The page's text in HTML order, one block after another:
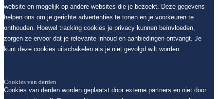
website en mogelijk op andere websites die je bezoekt. Deze gegevens
helpen ons om je gerichte advertenties te tonen en je voorkeuren te
onthouden. Hoewel tracking cookies je privacy kunnen beïnvloeden,
zorgen ze ervoor dat je relevante inhoud en aanbiedingen ontvangt. Je
kunt deze cookies uitschakelen als je niet gevolgd wilt worden.
Cookies van derden
Cookies van derden worden geplaatst door externe partners en niet door